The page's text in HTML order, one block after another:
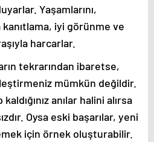
Yaşamlarını,
iyi görünme ve
harcarlar.
tekrarından ibaretse,
mümkün değildir.
anılar halini alırsa
Oysa eski başarılar, yeni
için örnek oluşturabilir.